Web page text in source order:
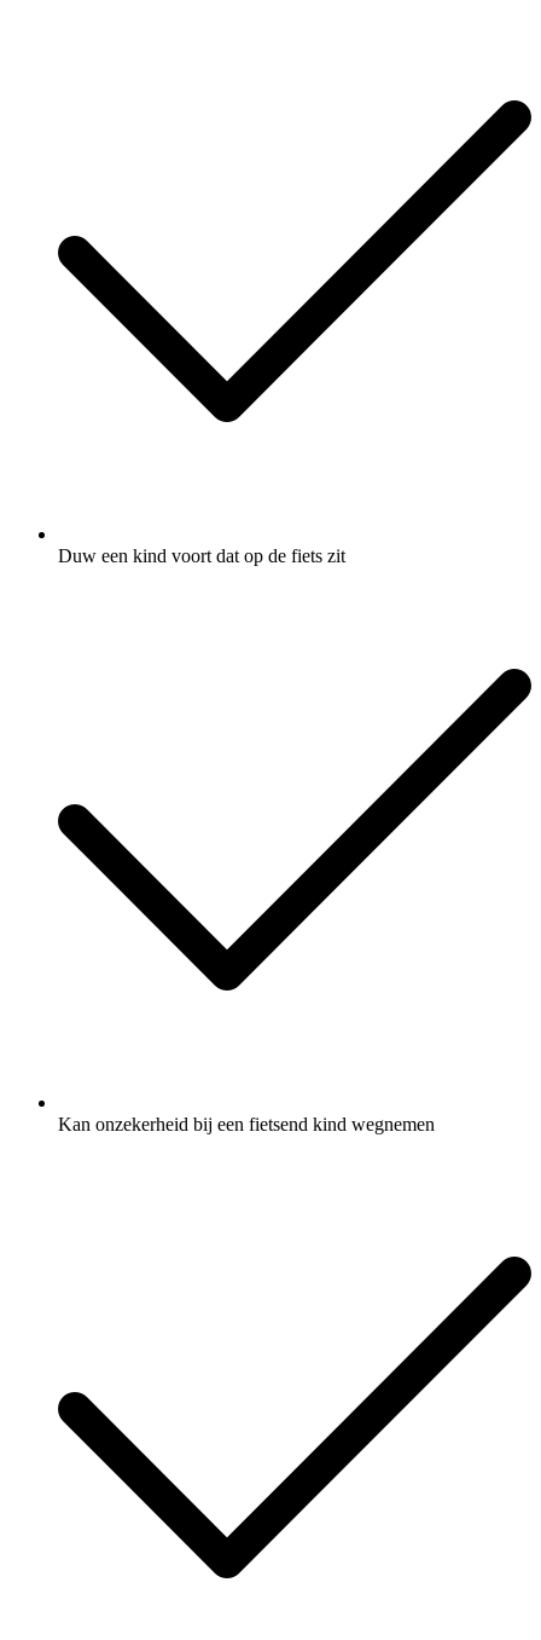
Duw een kind voort dat op de fiets zit
Kan onzekerheid bij een fietsend kind wegnemen